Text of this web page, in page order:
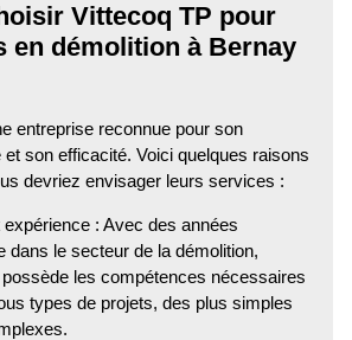
Vittecoq TP pour
en démolition à Bernay
entreprise reconnue pour son
son efficacité. Voici quelques raisons
devriez envisager leurs services :
: Avec des années
dans le secteur de la démolition,
les compétences nécessaires
types de projets, des plus simples